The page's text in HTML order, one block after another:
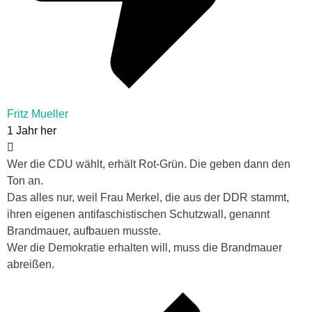
Fritz Mueller
1 Jahr her
Wer die CDU wählt, erhält Rot-Grün. Die geben dann den
Ton an.
Das alles nur, weil Frau Merkel, die aus der DDR stammt,
ihren eigenen antifaschistischen Schutzwall, genannt
Brandmauer, aufbauen musste.
Wer die Demokratie erhalten will, muss die Brandmauer
abreißen.